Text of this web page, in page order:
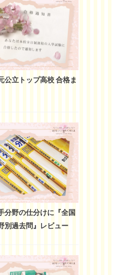
公立トップ高校 合格ま
分野の仕分けに『全国
別過去問』レビュー